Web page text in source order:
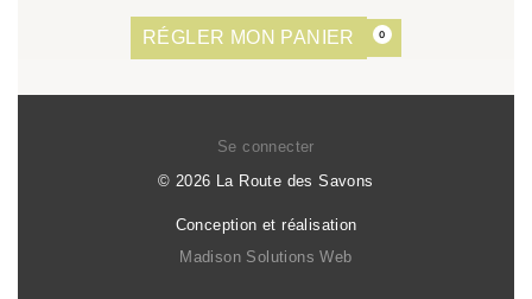
RÉGLER MON PANIER 0
© 2026 La Route des Savons
Se connecter
Conception et réalisation
Madison Solutions Web